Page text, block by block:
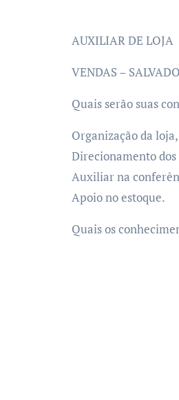
AUXILIAR DE LOJA
VENDAS –
Quais serão suas
Organização da
Direcionamento
Auxiliar na
Apoio no estoque.
Quais os